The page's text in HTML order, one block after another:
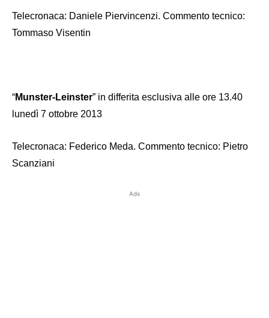
Telecronaca: Daniele Piervincenzi. Commento tecnico:
Tommaso Visentin
“Munster-Leinster” in differita esclusiva alle ore 13.40
lunedì 7 ottobre 2013
Telecronaca: Federico Meda. Commento tecnico: Pietro
Scanziani
Ads